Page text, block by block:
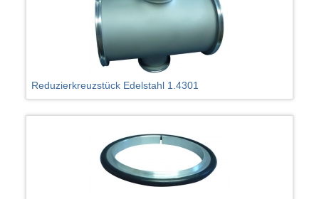
Reduzierkreuzstück Edelstahl 1.4301